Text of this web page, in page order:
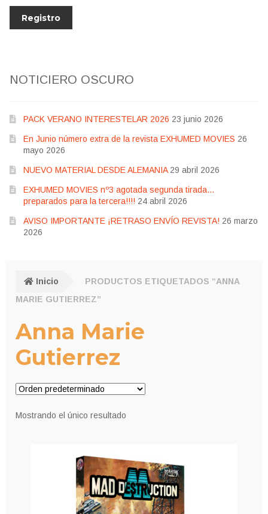
NOTICIERO OSCURO
PACK VERANO INTERESTELAR 2026 23 junio 2026
En Junio número extra de la revista EXHUMED MOVIES 26
mayo 2026
NUEVO MATERIAL DESDE ALEMANIA 29 abril 2026
EXHUMED MOVIES nº3 agotada segunda tirada…
preparados para la tercera!!!! 24 abril 2026
AVISO IMPORTANTE ¡RETRASO ENVÍO REVISTA! 26 marzo
2026
Inicio
PRODUCTOS ETIQUETADOS “ANNA
MARIE GUTIERREZ”
Anna Marie
Gutierrez
Mostrando el único resultado